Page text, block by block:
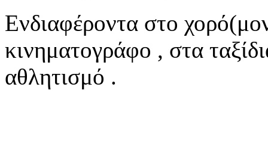
Ενδιαφέροντα στο
κινηματογράφο , στα
αθλητισμό .